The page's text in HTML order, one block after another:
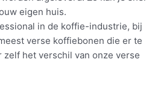
eigen huis.
in de koffie-industrie, bij
verse koffiebonen die er te
zelf het verschil van onze verse